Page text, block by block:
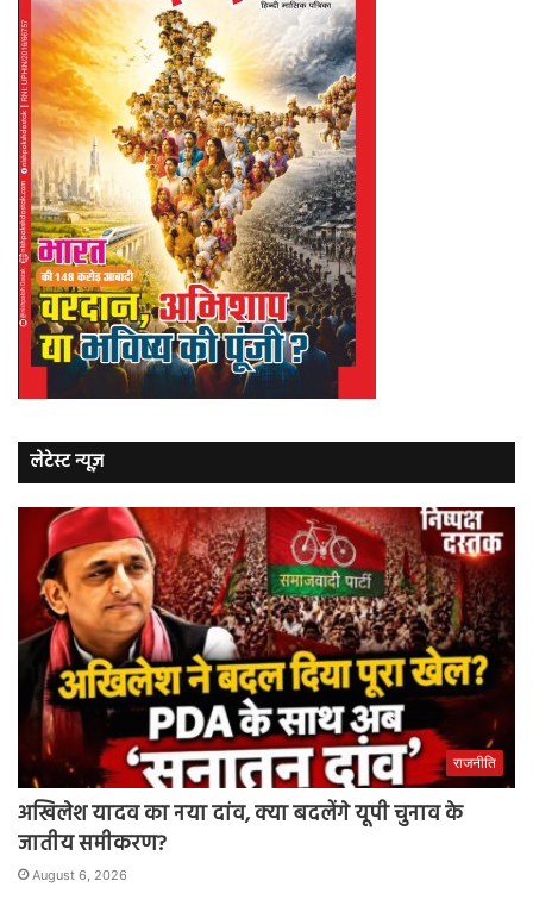
लेटेस्ट न्यूज़
राजनीति
अखिलेश यादव का नया दांव, क्या बदलेंगे यूपी चुनाव के
जातीय समीकरण?
August 6, 2026